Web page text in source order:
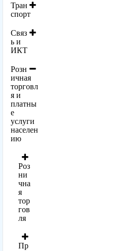
Тран
спорт
Связ
ь и
ИКТ
Розн
ичная
торговл
я и
платны
е
услуги
населен
ию
Роз
ни
чна
я
тор
гов
ля
Пр